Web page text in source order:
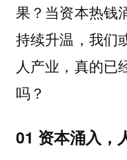
果？当资本热钱
持续升温，我们
人产业，真的已
吗？
01 资本涌入，